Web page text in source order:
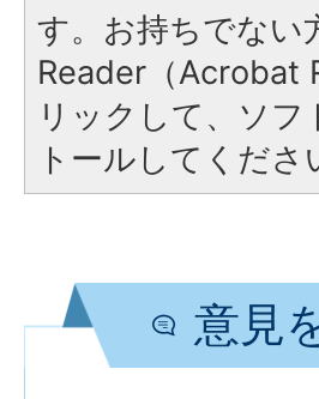
す。お持ちでない
Reader（Acrobat
リックして、ソ
トールしてくださ
意見